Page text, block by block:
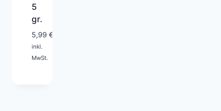
5
gr.
5,99 €
inkl.
MwSt.
1-
2
Tage